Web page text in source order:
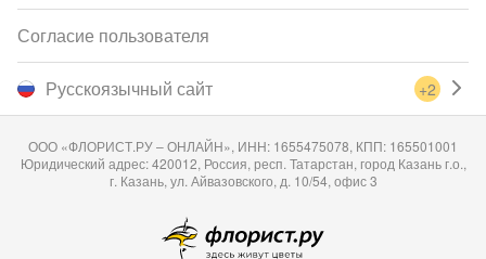
Русскоязычный сайт +2
Согласие пользователя
ООО «ФЛОРИСТ.РУ – ОНЛАЙН», ИНН: 1655475078, КПП: 165501001
Юридический адрес: 420012, Россия, респ. Татарстан, город Казань г.о.,
г. Казань, ул. Айвазовского, д. 10/54, офис 3